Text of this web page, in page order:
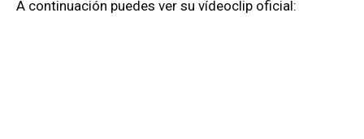
A continuación puedes ver su vídeoclip oficial: